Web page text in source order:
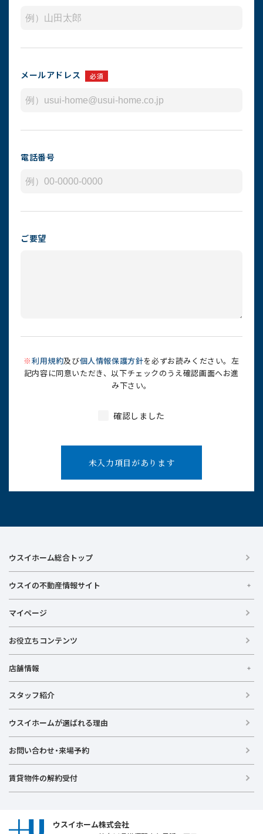
メールアドレス 必須
電話番号
ご要望
※利用規約及び個人情報保護方針を必ずお読みください。左
記内容に同意いただき、以下チェックのうえ確認画面へお進
み下さい。
確認しました
未入力項目があります
ウスイホーム総合トップ
ウスイの不動産情報サイト
ウスイの不動産情報サイト
【借りる】
賃貸住宅
事業用賃貸
戸建て（総合）
中古戸建て
中古マンション
土地
投資物件
ラグジュアリー物件
マイページ
お役立ちコンテンツ
店舗情報
【横浜エリア】
金沢文庫店
上大岡店 戸塚店 新横浜店
港北ニュータウン店
【湘南エリア】
湘南台店
逗子店
【横須賀エリア】
追浜店
衣笠店
スタッフ紹介
ウスイホームが選ばれる理由
お問い合わせ・来場予約
賃貸物件の解約受付
ウスイホーム株式会社